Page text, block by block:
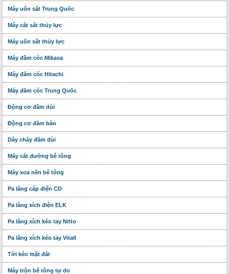
Máy uốn sắt Trung Quốc
Máy cắt sắt thủy lực
Máy uốn sắt thủy lực
Máy đầm cóc Mikasa
Máy đầm cóc Hitachi
Máy đầm cóc Trung Quốc
Động cơ đầm dùi
Động cơ đầm bàn
Dây chày đầm dùi
Máy cắt đường bê tông
Máy xoa nền bê tông
Pa lăng cáp điện CD
Pa lăng xích điện ELK
Pa lăng xích kéo tay Nitto
Pa lăng xích kéo tay Vitall
Tời kéo mặt đất
Máy trộn bê tông tự do